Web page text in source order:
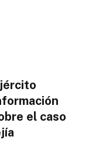
el caso